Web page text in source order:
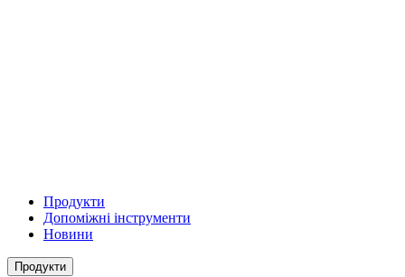
Продукти
Допоміжні інструменти
Новини
Продукти